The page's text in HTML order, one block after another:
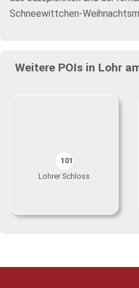
Schneewittchen-
Weitere POIs in Lohr
101
Lohrer Schloss